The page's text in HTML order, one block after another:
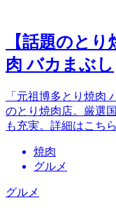
【話題のと
肉 バカまぶし
「元祖博多とり焼肉
のとり焼肉店。厳選
も充実。詳細はこちら
焼肉
グルメ
グルメ